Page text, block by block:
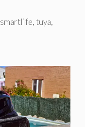
smartlife,tuya,